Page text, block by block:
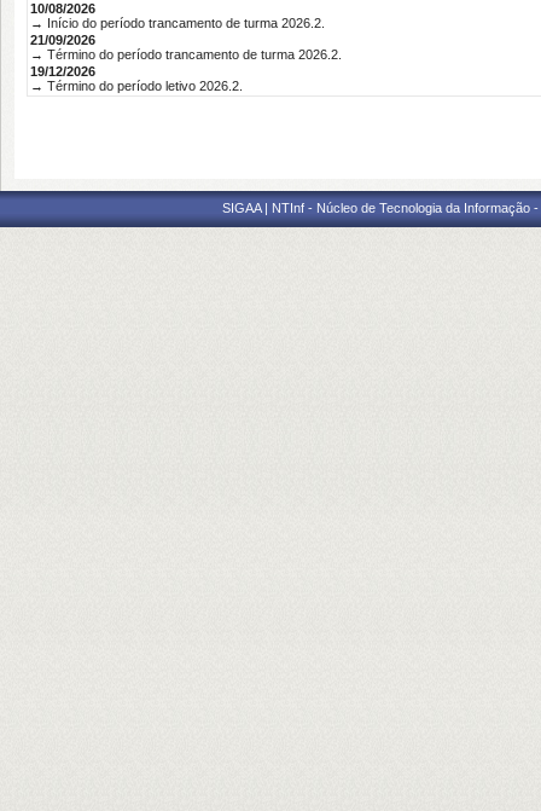
10/08/2026
→ Início do período trancamento de turma 2026.2.
21/09/2026
→ Término do período trancamento de turma 2026.2.
19/12/2026
→ Término do período letivo 2026.2.
SIGAA | NTInf - Núcleo de Tecnologia da